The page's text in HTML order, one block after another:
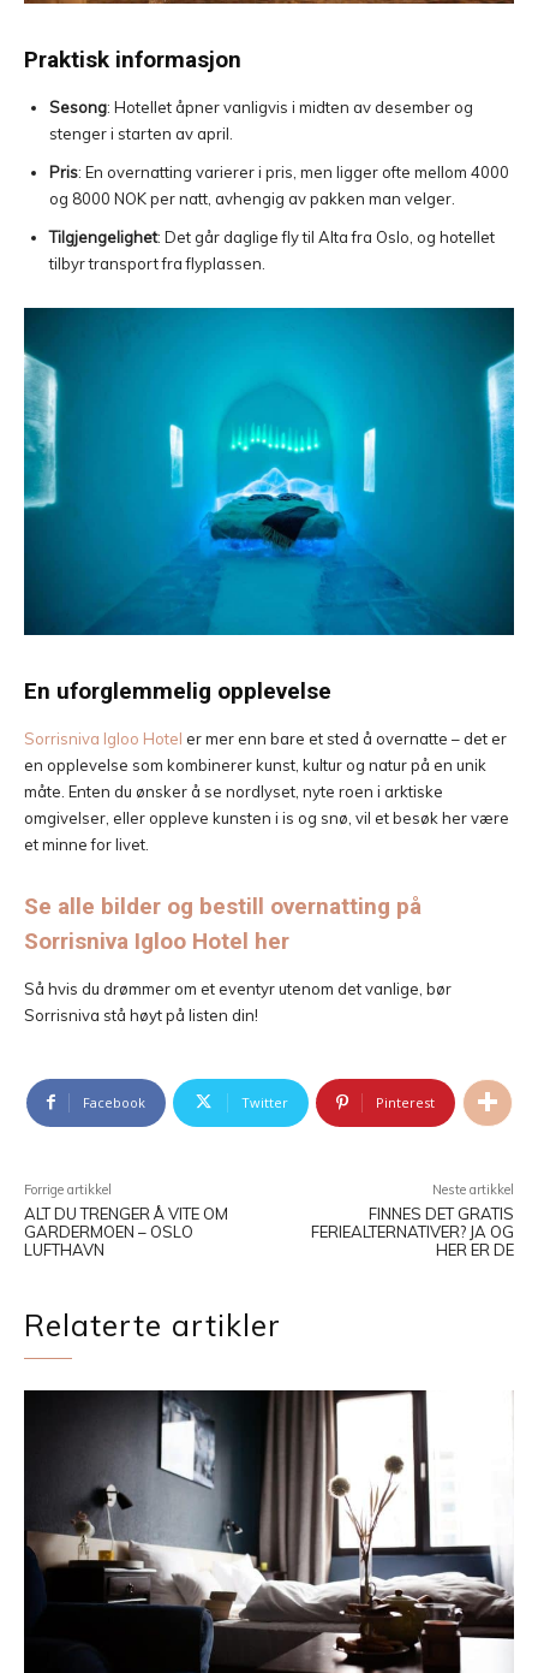
Praktisk informasjon
Sesong: Hotellet åpner vanligvis i midten av desember og
stenger i starten av april.
Pris: En overnatting varierer i pris, men ligger ofte mellom 4000
og 8000 NOK per natt, avhengig av pakken man velger.
Tilgjengelighet: Det går daglige fly til Alta fra Oslo, og hotellet
tilbyr transport fra flyplassen.
En uforglemmelig opplevelse
Sorrisniva Igloo Hotel er mer enn bare et sted å overnatte – det er
en opplevelse som kombinerer kunst, kultur og natur på en unik
måte. Enten du ønsker å se nordlyset, nyte roen i arktiske
omgivelser, eller oppleve kunsten i is og snø, vil et besøk her være
et minne for livet.
Se alle bilder og bestill overnatting på
Sorrisniva Igloo Hotel her
Så hvis du drømmer om et eventyr utenom det vanlige, bør
Sorrisniva stå høyt på listen din!
Facebook Twitter Pinterest
Forrige artikkel
ALT DU TRENGER Å VITE OM
GARDERMOEN – OSLO
LUFTHAVN
Neste artikkel
FINNES DET GRATIS
FERIEALTERNATIVER? JA OG
HER ER DE
Relaterte artikler